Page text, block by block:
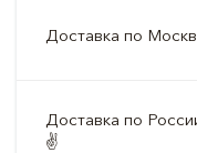
Доставка по
Доставка по
✌️